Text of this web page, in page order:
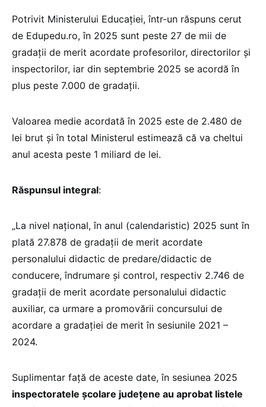
Potrivit Ministerului Educației, într-un răspuns cerut
de Edupedu.ro, în 2025 sunt peste 27 de mii de
gradații de merit acordate profesorilor, directorilor și
inspectorilor, iar din septembrie 2025 se acordă în
plus peste 7.000 de gradații.
Valoarea medie acordată în 2025 este de 2.480 de
lei brut și în total Ministerul estimează că va cheltui
anul acesta peste 1 miliard de lei.
Răspunsul integral:
„La nivel național, în anul (calendaristic) 2025 sunt în
plată 27.878 de gradații de merit acordate
personalului didactic de predare/didactic de
conducere, îndrumare şi control, respectiv 2.746 de
gradații de merit acordate personalului didactic
auxiliar, ca urmare a promovării concursului de
acordare a gradaţiei de merit în sesiunile 2021 –
2024.
Suplimentar față de aceste date, în sesiunea 2025
inspectoratele școlare județene au aprobat listele